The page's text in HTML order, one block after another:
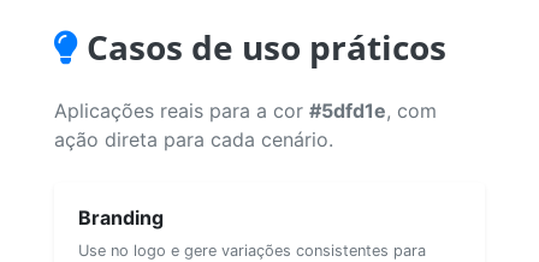
Casos de uso práticos
Aplicações reais para a cor #5dfd1e, com
ação direta para cada cenário.
Branding
Use no logo e gere variações consistentes para